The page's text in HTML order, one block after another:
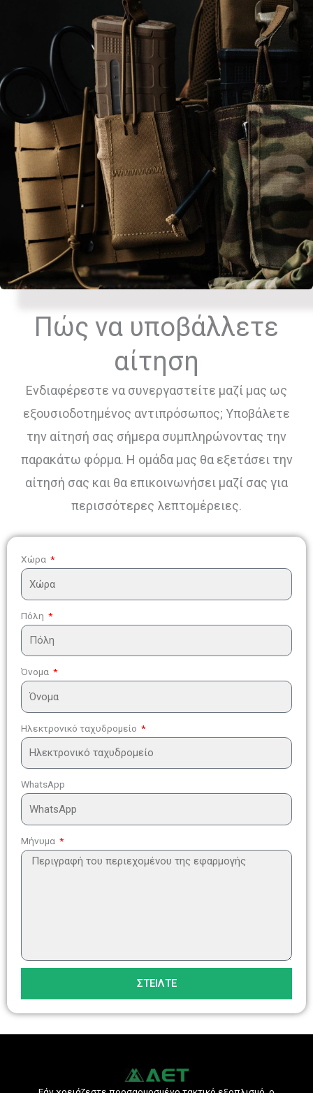
Πώς να υποβάλλετε
αίτηση
Ενδιαφέρεστε να συνεργαστείτε μαζί μας ως
εξουσιοδοτημένος αντιπρόσωπος; Υποβάλετε
την αίτησή σας σήμερα συμπληρώνοντας την
παρακάτω φόρμα. Η ομάδα μας θα εξετάσει την
αίτησή σας και θα επικοινωνήσει μαζί σας για
περισσότερες λεπτομέρειες.
Χώρα
Πόλη
Όνομα
Ηλεκτρονικό ταχυδρομείο
WhatsApp
Μήνυμα
ΣΤΕΊΛΤΕ